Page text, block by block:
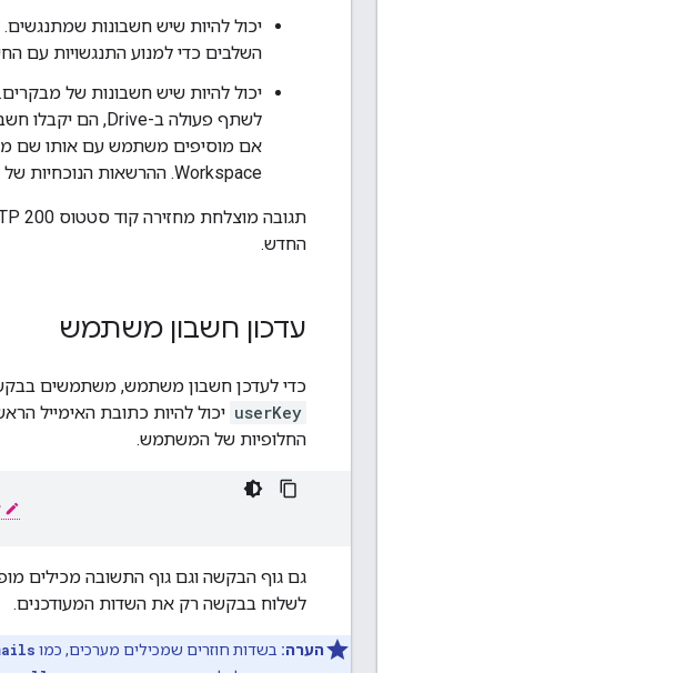
השלבים כדי למנוע התנגשויות עם
לשתף פעולה ב-Drive, הם יקבלו חשבונות מבקרים בפורמט
Workspace. ההרשאות הנוכחיות של הקבצים ב-Drive נשמרות בחשבון.
החדש.
עדכון חשבון משתמש
כדי לעדכן חשבון משתמש, משתמשים
userKey יכול להיות כתובת האימייל
החלופיות של המשתמש.
גם גוף הבקשה וגם גוף התשובה מכילים
לשלוח בבקשה רק את השדות המעודכנים.
הערה: בשדות חוזרים שמכילים מערכים, כמו